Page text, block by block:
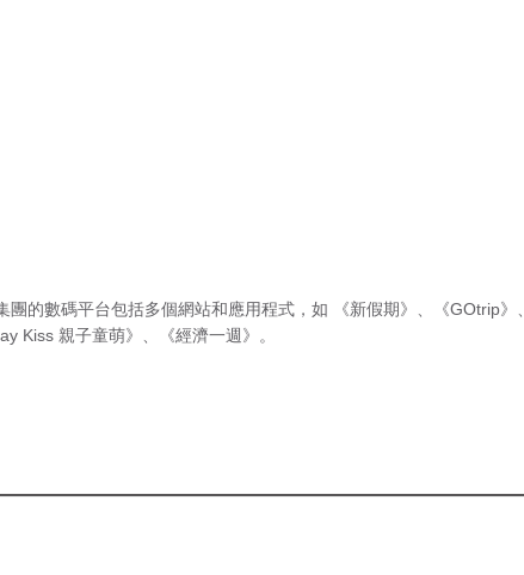
團的數碼平台包括多個網站和應用程式，如 《新假期》 《GOtrip》
Kiss 親子童萌》
《經濟一週》 。